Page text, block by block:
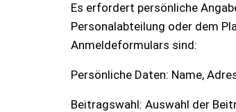
Es erfordert persönliche
Personalabteilung oder dem
Anmeldeformulars sind:
Persönliche Daten: Name,
Beitragswahl: Auswahl der